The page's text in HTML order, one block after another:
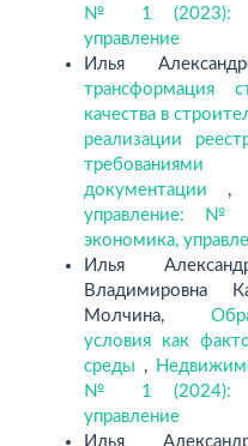
№ 1 (2023):
управление
Илья
трансформация
качества в
реализации
требованиями
документации ,
управление: №
экономика,
Илья
Владимировна
Молчина,
условия как
среды ,
№ 1 (2024):
управление
Илья